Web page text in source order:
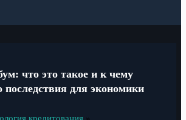
что это такое и к чему
последствия для экономики